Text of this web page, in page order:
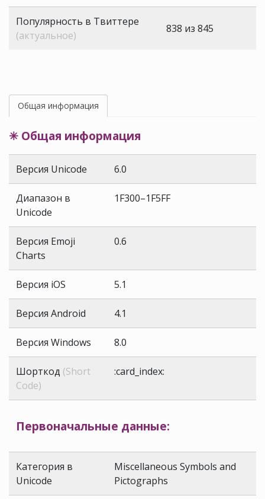
Популярность в Твиттере
(актуальное)
838 из 845
Общая информация
✳ Общая информация
Версия Unicode 6.0
Диапазон в
Unicode
1F300–1F5FF
Версия Emoji
Charts
0.6
Версия iOS 5.1
Версия Android 4.1
Версия Windows 8.0
Шорткод (Short
Code)
:card_index:
Первоначальные данные:
Категория в
Unicode
Miscellaneous Symbols and
Pictographs